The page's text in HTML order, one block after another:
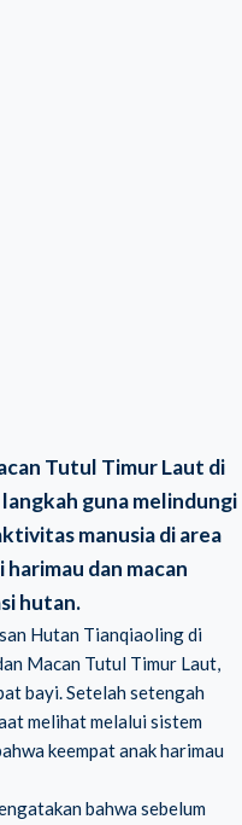
Tutul Timur Laut di
guna melindungi
manusia di area
dan macan
hutan.
Hutan Tianqiaoling di
Macan Tutul Timur Laut,
bayi. Setelah setengah
melihat melalui sistem
keempat anak harimau
bahwa sebelum